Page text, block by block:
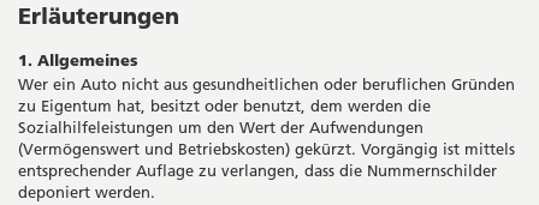
Erläuterungen
1. Allgemeines
Wer ein Auto nicht aus gesundheitlichen oder beruflichen Gründen
zu Eigentum hat, besitzt oder benutzt, dem werden die
Sozialhilfeleistungen um den Wert der Aufwendungen
(Vermögenswert und Betriebskosten) gekürzt. Vorgängig ist mittels
entsprechender Auflage zu verlangen, dass die Nummernschilder
deponiert werden.